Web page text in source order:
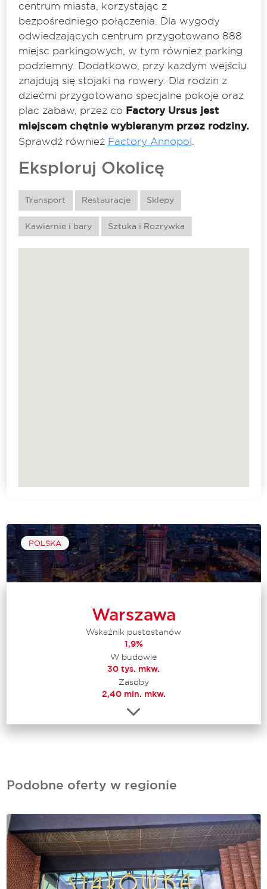
centrum miasta, korzystając z
bezpośredniego połączenia. Dla wygody
odwiedzających centrum przygotowano 888
miejsc parkingowych, w tym również parking
podziemny. Dodatkowo, przy każdym wejściu
znajdują się stojaki na rowery. Dla rodzin z
dziećmi przygotowano specjalne pokoje oraz
plac zabaw, przez co Factory Ursus jest
miejscem chętnie wybieranym przez rodziny.
Sprawdź również Factory Annopol
Eksploruj Okolicę
Transport Restauracje Sklepy
Kawiarnie i bary Sztuka i Rozrywka
POLSKA
Warszawa
Wskaźnik pustostanów
1,9%
W budowie
30 tys. mkw.
Zasoby
2,40 mln. mkw.
Podobne oferty w regionie